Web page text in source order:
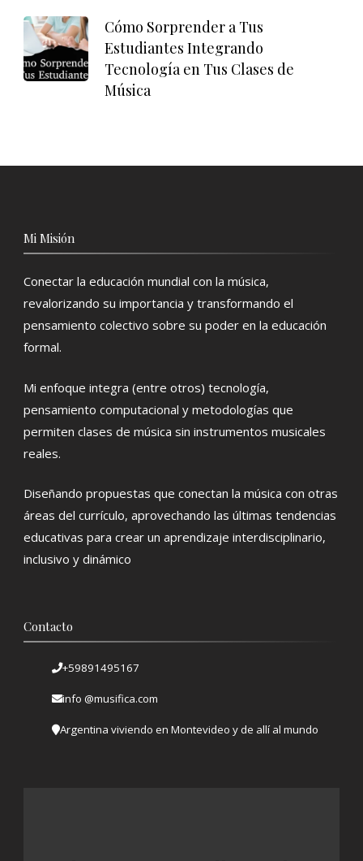
Cómo Sorprender a Tus
Estudiantes Integrando
Tecnología en Tus Clases de
Música
Mi Misión
Conectar la educación mundial con la música,
revalorizando su importancia y transformando el
pensamiento colectivo sobre su poder en la educación
formal.
Mi enfoque integra (entre otros) tecnología,
pensamiento computacional y metodologías que
permiten clases de música sin instrumentos musicales
reales.
Diseñando propuestas que conectan la música con otras
áreas del currículo, aprovechando las últimas tendencias
educativas para crear un aprendizaje interdisciplinario,
inclusivo y dinámico
Contacto
+59891495167
info @musifica.com
Argentina viviendo en Montevideo y de allí al mundo